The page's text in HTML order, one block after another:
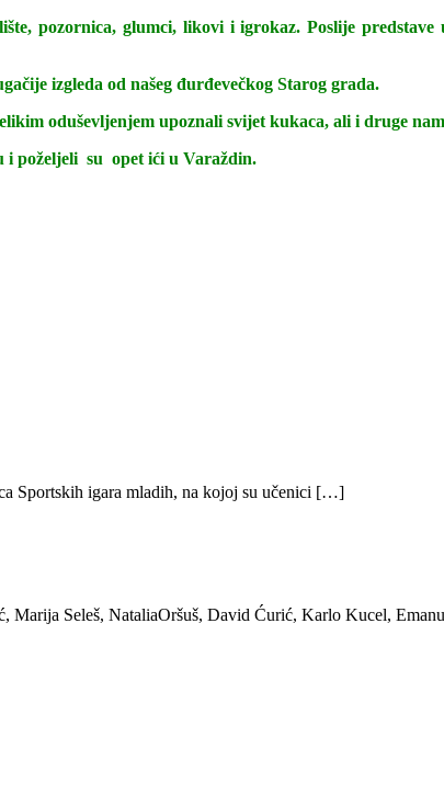
pozornica, glumci, likovi i igrokaz. Poslije
izgleda od našeg đurđevečkog Starog grada.
oduševljenjem upoznali svijet kukaca, ali i druge
i poželjeli su opet ići u Varaždin.
Sportskih igara mladih, na kojoj su učenici […]
Marija Seleš, NataliaOršuš, David Ćurić, Karlo Kucel,